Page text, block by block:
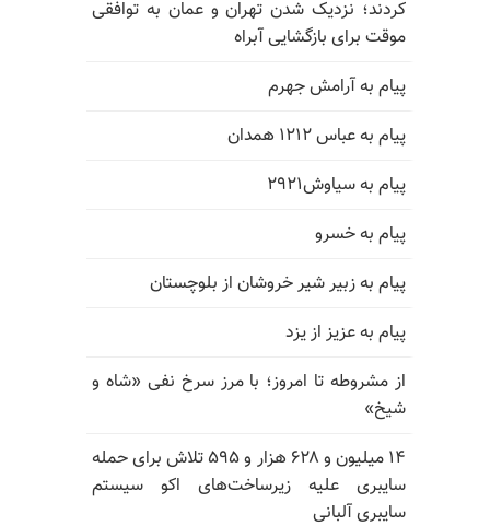
کردند؛ نزدیک شدن تهران و عمان به توافقی
موقت برای بازگشایی آبراه
پیام به آرامش جهرم
پیام به عباس ۱۲۱۲ همدان
پیام به سیاوش۲۹۲۱
پیام به خسرو
پیام به زبیر شیر خروشان از بلوچستان
پیام به عزیز از یزد
از مشروطه تا امروز؛ با مرز سرخ نفی «شاه و
شیخ»
۱۴ میلیون و ۶۲۸ هزار و ۵۹۵ تلاش برای حمله
سایبری علیه زیرساخت‌های اکو سیستم
سایبری آلبانی